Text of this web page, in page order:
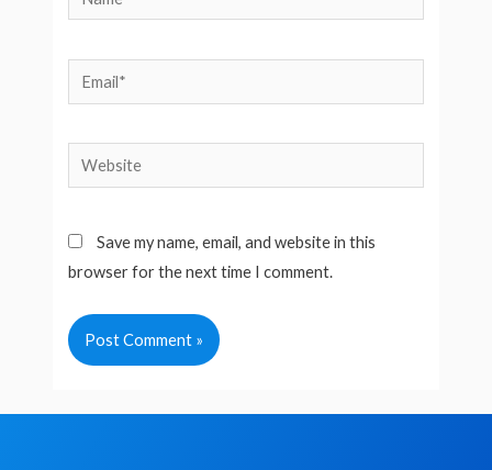
Email*
Website
Save my name, email, and website in this
browser for the next time I comment.